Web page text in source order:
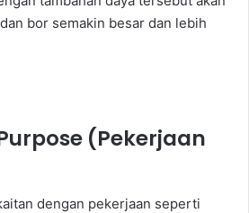
bor semakin besar dan lebih
(Pekerjaan
dengan pekerjaan seperti